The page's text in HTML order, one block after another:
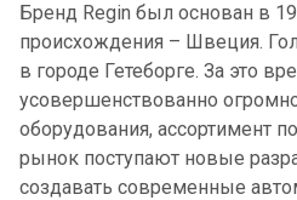
Бренд Regin был основан в
происхождения – Швеция.
в городе Гетеборге. За это
усовершенствованно
оборудования, ассортимент
рынок поступают новые
создавать современные